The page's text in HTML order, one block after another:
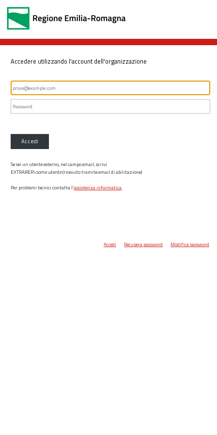
Accedere utilizzando l'account dell'organizzazione
Accedi
Se sei un utente esterno, nel campo email, scrivi
EXTRARER\nome utente(ricevuto tramite email di abilitazione)
Per problemi tecnici contatta l’assistenza informatica.
Accedi Recupera password Modifica password